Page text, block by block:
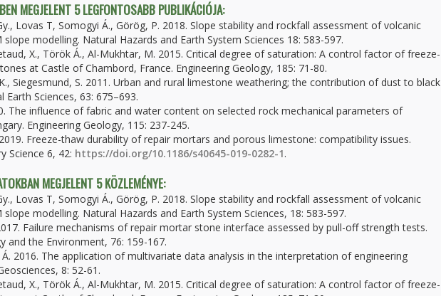
MEGJELENT 5 LEGFONTOSABB PUBLIKÁCIÓJA:
Lovas T, Somogyi Á., Görög, P. 2018. Slope stability and rockfall assessment of volcanic
modelling. Natural Hazards and Earth System Sciences 18: 583-597.
X., Török Á., Al-Mukhtar, M. 2015. Critical degree of saturation: A control factor of freeze-
at Castle of Chambord, France. Engineering Geology, 185: 71-80.
Siegesmund, S. 2011. Urban and rural limestone weathering; the contribution of dust to black
Sciences, 63: 675–693.
The influence of fabric and water content on selected rock mechanical parameters of
Engineering Geology, 115: 237-245.
Freeze-thaw durability of repair mortars and porous limestone: compatibility issues.
Science 6, 42: https://doi.org/10.1186/s40645-019-0282-1.
MEGJELENT 5 KÖZLEMÉNYE:
Lovas T, Somogyi Á., Görög, P. 2018. Slope stability and rockfall assessment of volcanic
modelling. Natural Hazards and Earth System Sciences, 18: 583-597.
Failure mechanisms of repair mortar stone interface assessed by pull-off strength tests.
and the Environment, 76: 159-167.
2016. The application of multivariate data analysis in the interpretation of engineering
8: 52-61.
X., Török Á., Al-Mukhtar, M. 2015. Critical degree of saturation: A control factor of freeze-